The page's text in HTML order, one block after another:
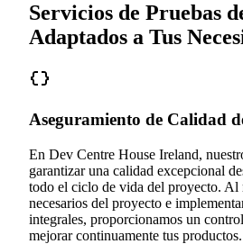
Servicios de Pruebas
Adaptados a Tus
Aseguramiento de Calidad
En Dev Centre House Ireland,
garantizar una calidad excepcional
todo el ciclo de vida del proyecto. Al
necesarios del proyecto e
integrales, proporcionamos un
mejorar continuamente tus productos.